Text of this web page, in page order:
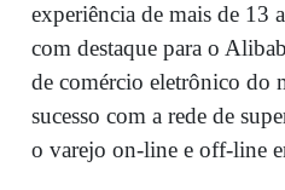
experiência de mais de 13
com destaque para o
de comércio eletrônico do
sucesso com a rede de
o varejo on-line e off-line